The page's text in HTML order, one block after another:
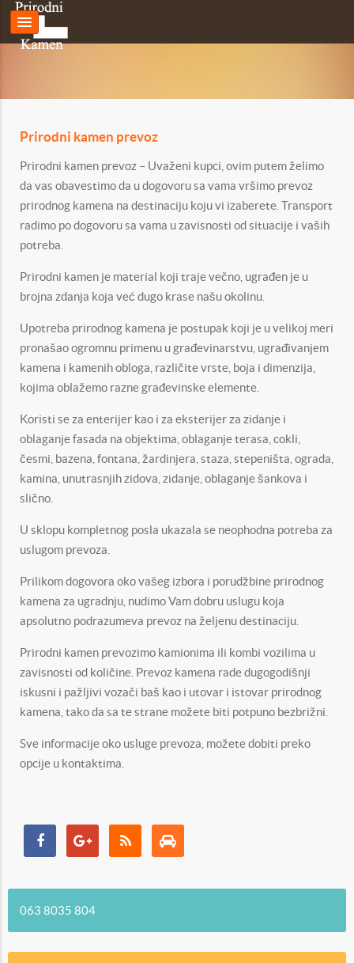
Prirodni kamen prevoz
Prirodni kamen prevoz – Uvaženi kupci, ovim putem želimo
da vas obavestimo da u dogovoru sa vama vršimo prevoz
prirodnog kamena na destinaciju koju vi izaberete. Transport
radimo po dogovoru sa vama u zavisnosti od situacije i vaših
potreba.
Prirodni kamen je material koji traje večno, ugrađen je u
brojna zdanja koja već dugo krase našu okolinu.
Upotreba prirodnog kamena je postupak koji je u velikoj meri
pronašao ogromnu primenu u građevinarstvu, ugrađivanjem
kamena i kamenih obloga, različite vrste, boja i dimenzija,
kojima oblažemo razne građevinske elemente.
Koristi se za enterijer kao i za eksterijer za zidanje i
oblaganje fasada na objektima, oblaganje terasa, cokli,
česmi, bazena, fontana, žardinjera, staza, stepeništa, ograda,
kamina, unutrasnjih zidova, zidanje, oblaganje šankova i
slično.
U sklopu kompletnog posla ukazala se neophodna potreba za
uslugom prevoza.
Prilikom dogovora oko vašeg izbora i porudžbine prirodnog
kamena za ugradnju, nudimo Vam dobru uslugu koja
apsolutno podrazumeva prevoz na željenu destinaciju.
Prirodni kamen prevozimo kamionima ili kombi vozilima u
zavisnosti od količine. Prevoz kamena rade dugogodišnji
iskusni i pažljivi vozači baš kao i utovar i istovar prirodnog
kamena, tako da sa te strane možete biti potpuno bezbrižni.
Sve informacije oko usluge prevoza, možete dobiti preko
opcije u kontaktima.
063 8035 804